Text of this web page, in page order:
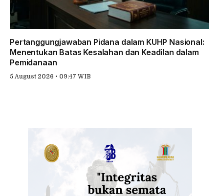
Pertanggungjawaban Pidana dalam KUHP Nasional:
Menentukan Batas Kesalahan dan Keadilan dalam
Pemidanaan
5 August 2026 • 09:47 WIB